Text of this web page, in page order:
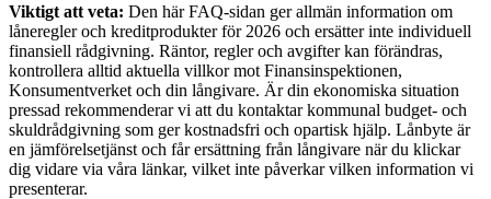
Viktigt att veta: Den här FAQ-sidan ger allmän information om
låneregler och kreditprodukter för 2026 och ersätter inte individuell
finansiell rådgivning. Räntor, regler och avgifter kan förändras,
kontrollera alltid aktuella villkor mot Finansinspektionen,
Konsumentverket och din långivare. Är din ekonomiska situation
pressad rekommenderar vi att du kontaktar kommunal budget- och
skuldrådgivning som ger kostnadsfri och opartisk hjälp. Lånbyte är
en jämförelsetjänst och får ersättning från långivare när du klickar
dig vidare via våra länkar, vilket inte påverkar vilken information vi
presenterar.